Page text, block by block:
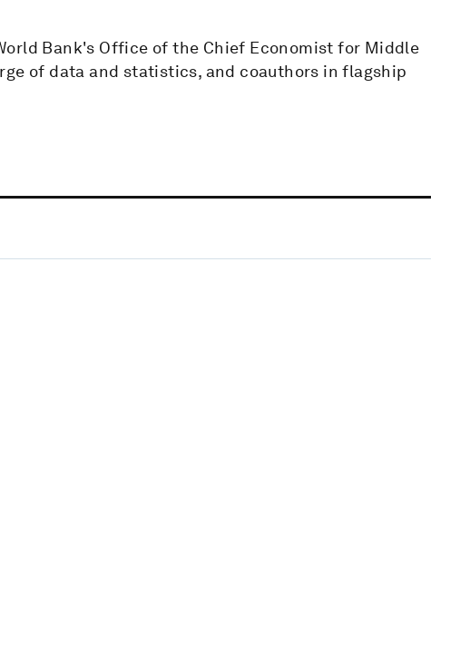
Bank's Office of the Chief Economist for Middle
of data and statistics, and coauthors in flagship